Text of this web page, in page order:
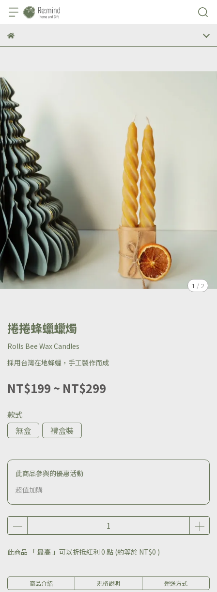
1 / 2
捲捲蜂蠟蠟燭
Rolls Bee Wax Candles
採用台灣在地蜂蠟，手工製作而成
NT$199 ~ NT$299
款式
無盒
禮盒裝
此商品參與的優惠活動
超值加購
此商品 「 最高 」可以折抵紅利 0 點 (約等於 NT$0 )
商品介紹 規格說明 運送方式